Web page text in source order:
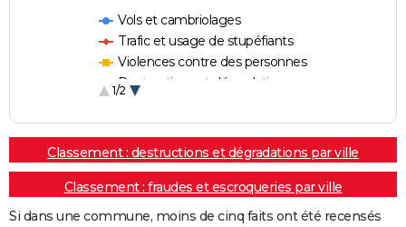
Vols et cambriolages
Trafic et usage de stupéfiants
Violences contre des personnes
Destructions et dégradations
1/2
Classement : destructions et dégradations par ville
Classement : fraudes et escroqueries par ville
Si dans une commune, moins de cinq faits ont été recensés